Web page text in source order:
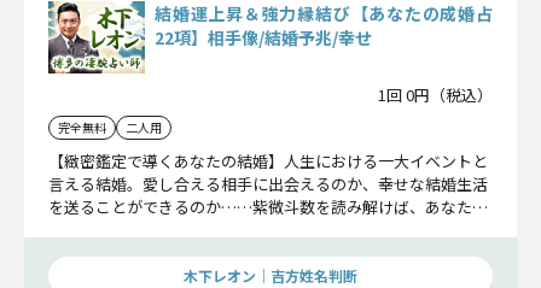
結婚運上昇＆強力縁結び【あなたの成婚占
22項】相手像/結婚予兆/幸せ
1回 0円（税込）
完全無料 二人用
【緻密鑑定で導くあなたの結婚】人生における一大イベントと
言える結婚。愛し合える相手に出会えるのか、幸せな結婚生活
を送ることができるのか……紫微斗数を読み解けば、あなたの
きますよ。
木下レオン｜吉方姓名判断